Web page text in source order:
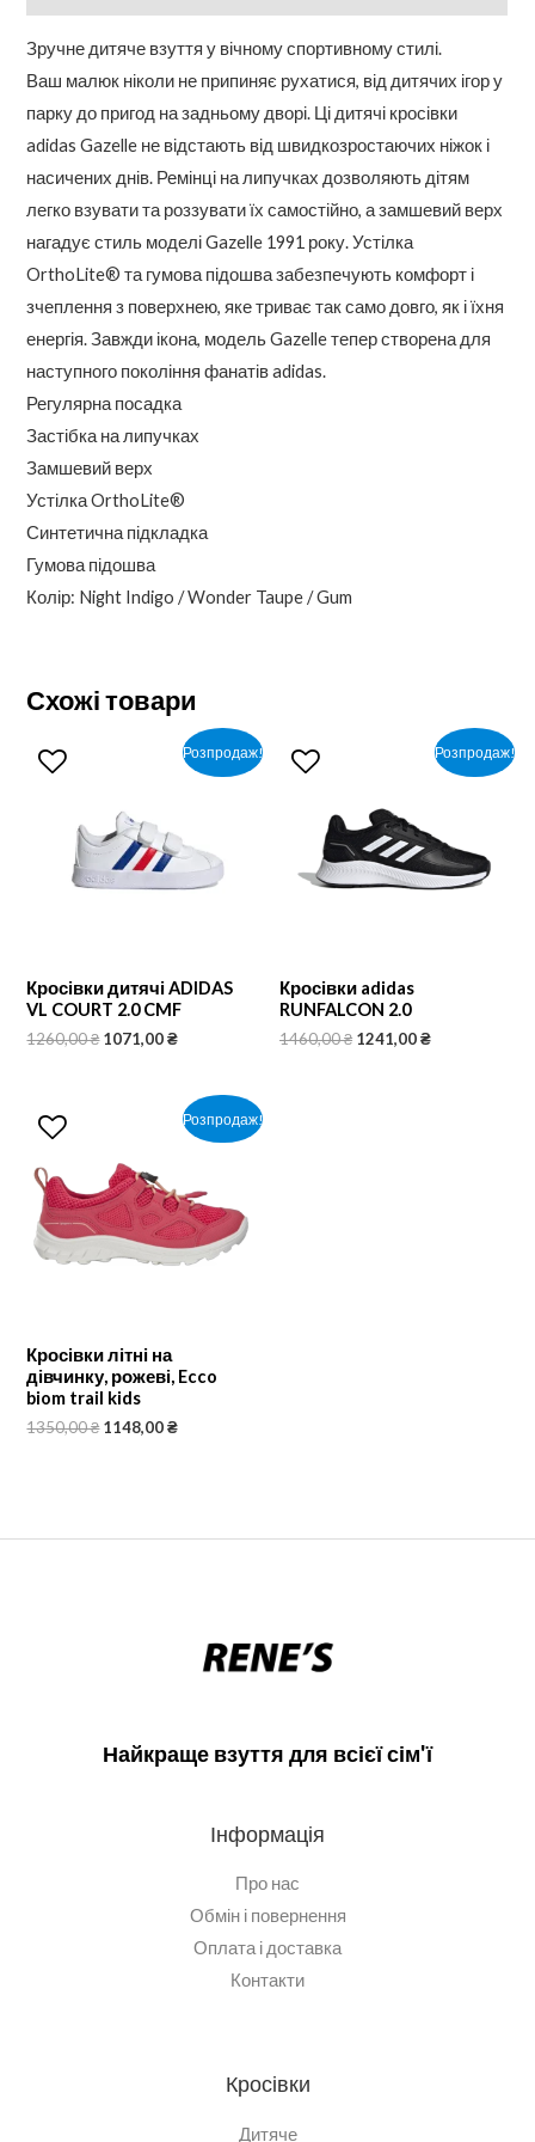
Зручне дитяче взуття у вічному спортивному стилі.
Ваш малюк ніколи не припиняє рухатися, від дитячих ігор у
парку до пригод на задньому дворі. Ці дитячі кросівки
adidas Gazelle не відстають від швидкозростаючих ніжок і
насичених днів. Ремінці на липучках дозволяють дітям
легко взувати та роззувати їх самостійно, а замшевий верх
нагадує стиль моделі Gazelle 1991 року. Устілка
OrthoLite® та гумова підошва забезпечують комфорт і
зчеплення з поверхнею, яке триває так само довго, як і їхня
енергія. Завжди ікона, модель Gazelle тепер створена для
наступного покоління фанатів adidas.
Регулярна посадка
Застібка на липучках
Замшевий верх
Устілка OrthoLite®
Синтетична підкладка
Гумова підошва
Колір: Night Indigo / Wonder Taupe / Gum
Схожі товари
Розпродаж!
Кросівки дитячі ADIDAS
VL COURT 2.0 CMF
1260,00₴ 1071,00₴
Розпродаж!
Кросівки adidas
RUNFALCON 2.0
1460,00₴ 1241,00₴
Розпродаж!
Кросівки літні на
дівчинку, рожеві, Ecco
biom trail kids
1350,00₴ 1148,00₴
Найкраще взуття для всієї сім'ї
Інформація
Про нас
Обмін і повернення
Оплата і доставка
Контакти
Кросівки
Дитяче